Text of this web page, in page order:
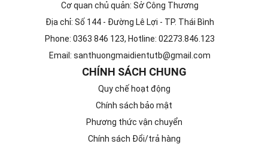
Cơ quan chủ quản: Sở Công Thương
Địa chỉ: Số 144 - Đường Lê Lợi - TP. Thái Bình
Phone: 0363 846 123, Hotline: 02273.846.123
Email: santhuongmaidientutb@gmail.com
CHÍNH SÁCH CHUNG
Quy chế hoạt động
Chính sách bảo mật
Phương thức vận chuyển
Chính sách Đổi/trả hàng